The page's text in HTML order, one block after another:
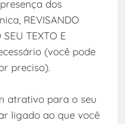
dos
REVISANDO
TEXTO E
(você pode
preciso).
atrativo para o seu
ligado ao que você